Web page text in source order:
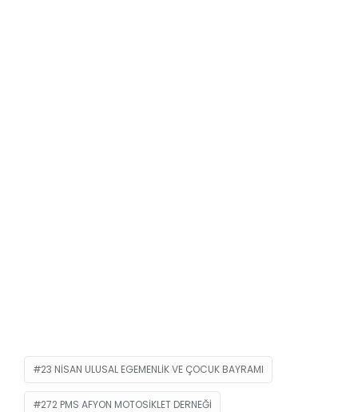
23 NISAN ULUSAL EGEMENLIK VE ÇOCUK BAYRAMI
272 PMS AFYON MOTOSIKLET DERNEĞI